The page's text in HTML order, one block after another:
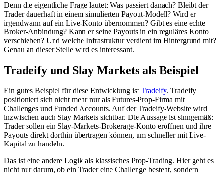
Denn die eigentliche Frage lautet: Was passiert danach? Bleibt der
Trader dauerhaft in einem simulierten Payout-Modell? Wird er
irgendwann auf ein Live-Konto übernommen? Gibt es eine echte
Broker-Anbindung? Kann er seine Payouts in ein reguläres Konto
verschieben? Und welche Infrastruktur verdient im Hintergrund mit?
Genau an dieser Stelle wird es interessant.
Tradeify und Slay Markets als Beispiel
Ein gutes Beispiel für diese Entwicklung istTradeify. Tradeify
positioniert sich nicht mehr nur als Futures-Prop-Firma mit
Challenges und Funded Accounts. Auf der Tradeify-Website wird
inzwischen auch Slay Markets sichtbar. Die Aussage ist sinngemäß:
Trader sollen ein Slay-Markets-Brokerage-Konto eröffnen und ihre
Payouts direkt dorthin übertragen können, um schneller mit Live-
Kapital zu handeln.
Das ist eine andere Logik als klassisches Prop-Trading. Hier geht es
nicht nur darum, ob ein Trader eine Challenge besteht, sondern